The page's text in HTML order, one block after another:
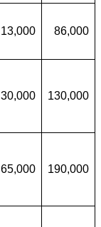
13,000 86,000
30,000 130,000
65,000 190,000